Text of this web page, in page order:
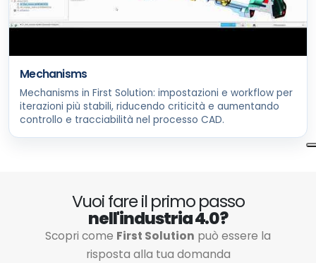
Mechanisms
Mechanisms in First Solution: impostazioni e workflow per
iterazioni più stabili, riducendo criticità e aumentando
controllo e tracciabilità nel processo CAD.
Vuoi fare il primo passo
nell'industria 4.0?
Scopri come First Solution può essere la
risposta alla tua domanda